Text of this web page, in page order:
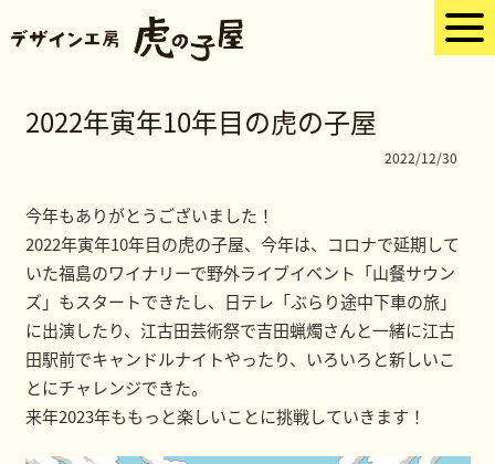
2022年寅年10年目の虎の子屋
2022/12/30
今年もありがとうございました！
2022年寅年10年目の虎の子屋、今年は、コロナで延期して
いた福島のワイナリーで野外ライブイベント「山餐サウン
ズ」もスタートできたし、日テレ「ぶらり途中下車の旅」
に出演したり、江古田芸術祭で吉田蝋燭さんと一緒に江古
田駅前でキャンドルナイトやったり、いろいろと新しいこ
とにチャレンジできた。
来年2023年ももっと楽しいことに挑戦していきます！